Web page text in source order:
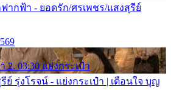
ฟากฟ้า - ยอดรัก/ศรเพชร/แสงสุรีย์
2. 03:30 แย่งกระเป๋า
ย์ รุ่งโรจน์ - แย่งกระเป๋า | เตือนใจ บุญ